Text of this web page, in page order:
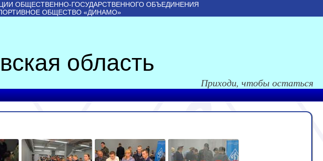
ОБЩЕСТВЕННО-ГОСУДАРСТВЕННОГО ОБЪЕДИНЕНИЯ
ОБЩЕСТВО «ДИНАМО»
область
Приходи, чтобы остаться